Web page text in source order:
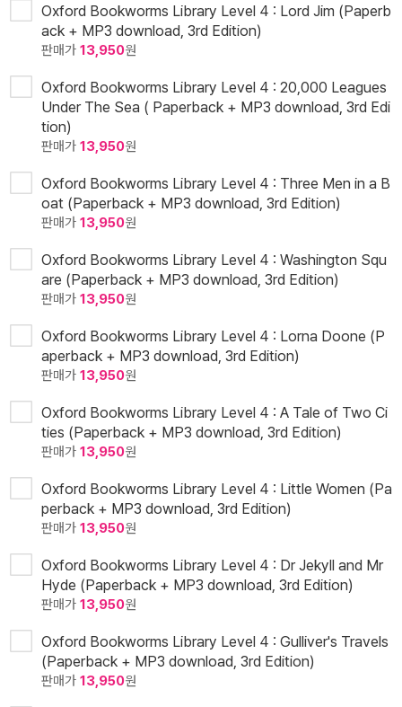
Oxford Bookworms Library Level 4 : Lord Jim (Paperb
ack + MP3 download, 3rd Edition)
판매가 13,950원
Oxford Bookworms Library Level 4 : 20,000 Leagues
Under The Sea ( Paperback + MP3 download, 3rd Edi
tion)
판매가 13,950원
Oxford Bookworms Library Level 4 : Three Men in a B
oat (Paperback + MP3 download, 3rd Edition)
판매가 13,950원
Oxford Bookworms Library Level 4 : Washington Squ
are (Paperback + MP3 download, 3rd Edition)
판매가 13,950원
Oxford Bookworms Library Level 4 : Lorna Doone (P
aperback + MP3 download, 3rd Edition)
판매가 13,950원
Oxford Bookworms Library Level 4 : A Tale of Two Ci
ties (Paperback + MP3 download, 3rd Edition)
판매가 13,950원
Oxford Bookworms Library Level 4 : Little Women (Pa
perback + MP3 download, 3rd Edition)
판매가 13,950원
Oxford Bookworms Library Level 4 : Dr Jekyll and Mr
Hyde (Paperback + MP3 download, 3rd Edition)
판매가 13,950원
Oxford Bookworms Library Level 4 : Gulliver's Travels
(Paperback + MP3 download, 3rd Edition)
판매가 13,950원